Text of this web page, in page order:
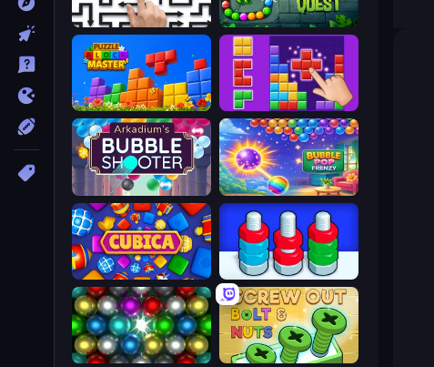
Zumba Quest
Arrow Escape: Puzzle
BlockBuster Puzzle
Puzzle Block Master
Bubble Pop Frenzy
Nuts Puzzle: Sort By Color
Cubica
Screw Out: Bolts and Nuts
Magnet Balls: Addictive